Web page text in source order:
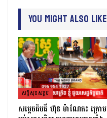
You Might Also Like
សន្តិសុខសង្គម
សម្ដេចធិបតី ហ៊ុន ម៉ាណែត៖ ក្រោម